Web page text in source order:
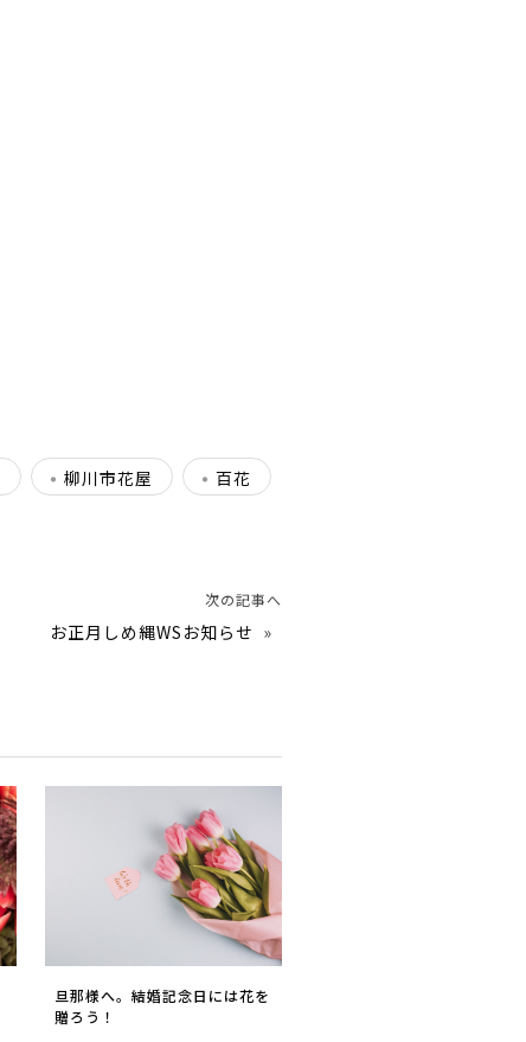
柳川市花屋 百花
次の記事へ
お正月しめ縄WSお知らせ »
旦那様へ。結婚記念日には花を
贈ろう！